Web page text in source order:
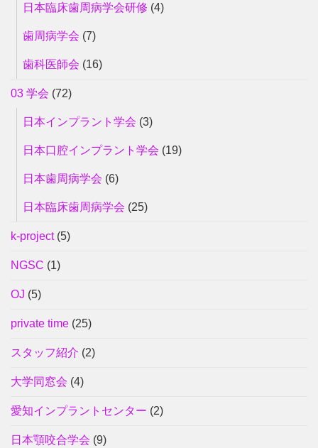
日本臨床歯周病学会研修 (4)
歯周病学会 (7)
歯科医師会 (16)
03 学会 (72)
日本インプラント学会 (3)
日本口腔インプラント学会 (19)
日本歯周病学会 (6)
日本臨床歯周病学会 (25)
k-project(5)
NGSC (1)
OJ (5)
private time (25)
スタッフ紹介 (2)
大学同窓会 (4)
愛知インプラントセンター (2)
日本顎咬合学会 (9)